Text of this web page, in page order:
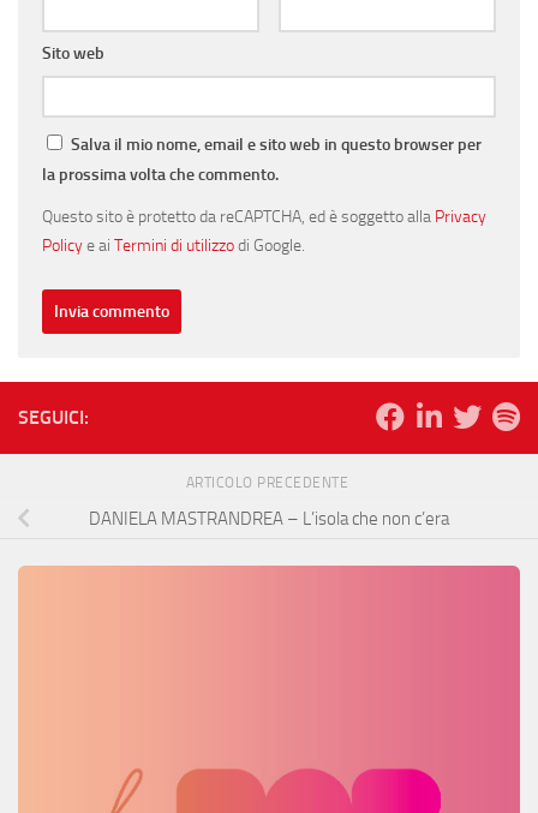
Sito web
Salva il mio nome, email e sito web in questo browser per
la prossima volta che commento.
Questo sito è protetto da reCAPTCHA, ed è soggetto alla Privacy
Policye ai Termini di utilizzodi Google.
SEGUICI:
ARTICOLO PRECEDENTE
DANIELA MASTRANDREA – L’isola che non c’era